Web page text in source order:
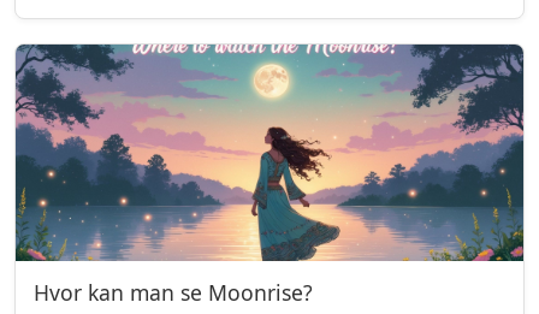
Hvor kan man se Moonrise?